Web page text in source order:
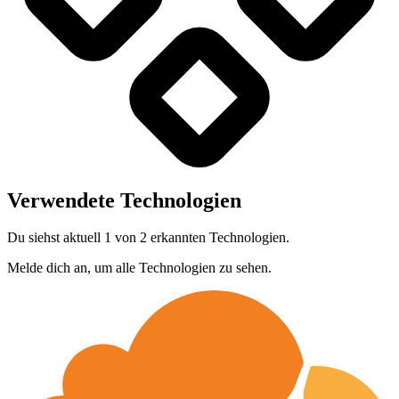
Verwendete Technologien
Du siehst aktuell 1 von 2 erkannten Technologien.
Melde dich an, um alle Technologien zu sehen.